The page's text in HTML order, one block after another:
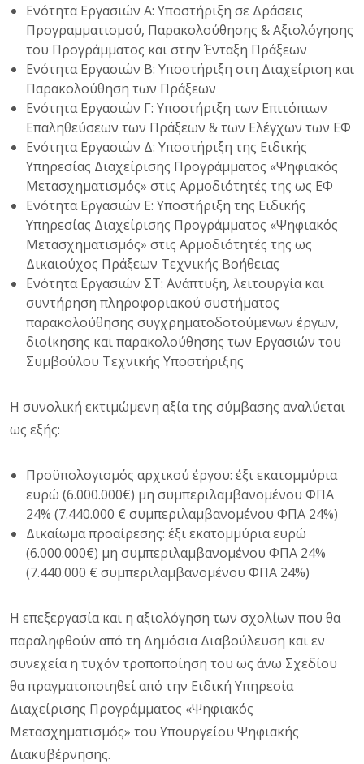
Ενότητα Εργασιών Α: Υποστήριξη σε Δράσεις
Προγραμματισμού, Παρακολούθησης & Αξιολόγησης
του Προγράμματος και στην Ένταξη Πράξεων
Ενότητα Εργασιών Β: Υποστήριξη στη Διαχείριση και
Παρακολούθηση των Πράξεων
Ενότητα Εργασιών Γ: Υποστήριξη των Επιτόπιων
Επαληθεύσεων των Πράξεων & των Ελέγχων των ΕΦ
Ενότητα Εργασιών Δ: Υποστήριξη της Ειδικής
Υπηρεσίας Διαχείρισης Προγράμματος «Ψηφιακός
Μετασχηματισμός» στις Αρμοδιότητές της ως ΕΦ
Ενότητα Εργασιών Ε: Υποστήριξη της Ειδικής
Υπηρεσίας Διαχείρισης Προγράμματος «Ψηφιακός
Μετασχηματισμός» στις Αρμοδιότητές της ως
Δικαιούχος Πράξεων Τεχνικής Βοήθειας
Ενότητα Εργασιών ΣΤ: Ανάπτυξη, λειτουργία και
συντήρηση πληροφοριακού συστήματος
παρακολούθησης συγχρηματοδοτούμενων έργων,
διοίκησης και παρακολούθησης των Εργασιών του
Συμβούλου Τεχνικής Υποστήριξης
Η συνολική εκτιμώμενη αξία της σύμβασης αναλύεται
ως εξής:
Προϋπολογισμός αρχικού έργου: έξι εκατομμύρια
ευρώ (6.000.000€) μη συμπεριλαμβανομένου ΦΠΑ
24% (7.440.000 € συμπεριλαμβανομένου ΦΠΑ 24%)
Δικαίωμα προαίρεσης: έξι εκατομμύρια ευρώ
(6.000.000€) μη συμπεριλαμβανομένου ΦΠΑ 24%
(7.440.000 € συμπεριλαμβανομένου ΦΠΑ 24%)
Η επεξεργασία και η αξιολόγηση των σχολίων που θα
παραληφθούν από τη Δημόσια Διαβούλευση και εν
συνεχεία η τυχόν τροποποίηση του ως άνω Σχεδίου
θα πραγματοποιηθεί από την Ειδική Υπηρεσία
Διαχείρισης Προγράμματος «Ψηφιακός
Μετασχηματισμός» του Υπουργείου Ψηφιακής
Διακυβέρνησης.